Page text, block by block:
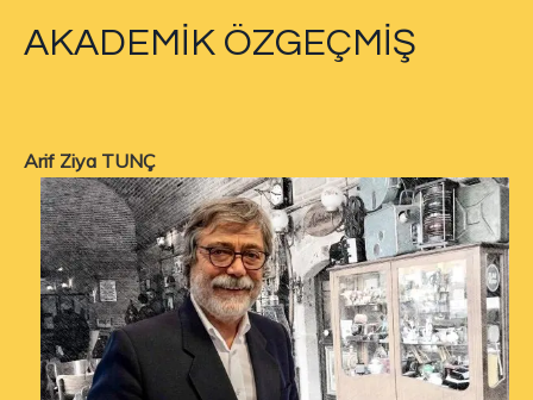
AKADEMİK ÖZGEÇMİŞ
Arif Ziya TUNÇ